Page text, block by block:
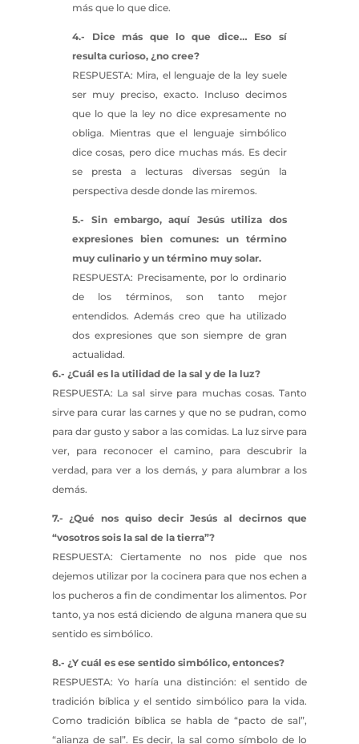
más que lo que dice.
4.- Dice más que lo que dice… Eso sí
resulta curioso, ¿no cree?
RESPUESTA: Mira, el lenguaje de la ley suele
ser muy preciso, exacto. Incluso decimos
que lo que la ley no dice expresamente no
obliga. Mientras que el lenguaje simbólico
dice cosas, pero dice muchas más. Es decir
se presta a lecturas diversas según la
perspectiva desde donde las miremos.
5.- Sin embargo, aquí Jesús utiliza dos
expresiones bien comunes: un término
muy culinario y un término muy solar.
RESPUESTA: Precisamente, por lo ordinario
de los términos, son tanto mejor
entendidos. Además creo que ha utilizado
dos expresiones que son siempre de gran
actualidad.
6.- ¿Cuál es la utilidad de la sal y de la luz?
RESPUESTA: La sal sirve para muchas cosas. Tanto
sirve para curar las carnes y que no se pudran, como
para dar gusto y sabor a las comidas. La luz sirve para
ver, para reconocer el camino, para descubrir la
verdad, para ver a los demás, y para alumbrar a los
demás.
7.- ¿Qué nos quiso decir Jesús al decirnos que
“vosotros sois la sal de la tierra”?
RESPUESTA: Ciertamente no nos pide que nos
dejemos utilizar por la cocinera para que nos echen a
los pucheros a fin de condimentar los alimentos. Por
tanto, ya nos está diciendo de alguna manera que su
sentido es simbólico.
8.- ¿Y cuál es ese sentido simbólico, entonces?
RESPUESTA: Yo haría una distinción: el sentido de
tradición bíblica y el sentido simbólico para la vida.
Como tradición bíblica se habla de “pacto de sal”,
“alianza de sal”. Es decir, la sal como símbolo de lo